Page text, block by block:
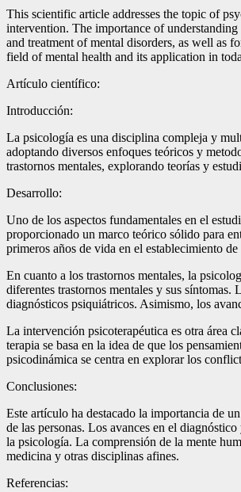
This scientific article addresses the topic of
intervention. The importance of
and treatment of mental disorders, as well as
field of mental health and its application in
Artículo científico:
Introducción:
La psicología es una disciplina compleja y
adoptando diversos enfoques teóricos y
trastornos mentales, explorando teorías y
Desarrollo:
Uno de los aspectos fundamentales en el
proporcionado un marco teórico sólido para
primeros años de vida en el establecimiento
En cuanto a los trastornos mentales, la
diferentes trastornos mentales y sus
diagnósticos psiquiátricos. Asimismo, los
La intervención psicoterapéutica es otra área
terapia se basa en la idea de que los
psicodinámica se centra en explorar los
Conclusiones:
Este artículo ha destacado la importancia de
de las personas. Los avances en el
la psicología. La comprensión de la mente
medicina y otras disciplinas afines.
Referencias: